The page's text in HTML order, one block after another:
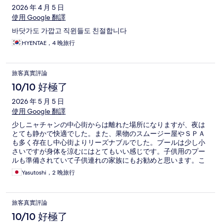
2026 年 4 月 5 日
使用 Google 翻譯
바닷가도 가깝고 직윈들도 친절합니다
HYENTAE，4 晚旅行
旅客真實評論
10/10 好極了
2026 年 5 月 5 日
使用 Google 翻譯
少しニャチャンの中心街からは離れた場所になりますが、夜は
とても静かで快適でした。また、果物のスムージー屋やＳＰＡ
も多く存在し中心街よりリーズナブルでした。プールは少し小
さいですが身体を涼むにはとてもいい感じです。子供用のプー
ルも準備されていて子供連れの家族にもお勧めと思います。こ
の値段で朝食付きで夫婦で泊まれるのはとてもコストパフォー
マンスの良いいいホテルだったと思います。
Yasutoshi，2 晚旅行
旅客真實評論
10/10 好極了